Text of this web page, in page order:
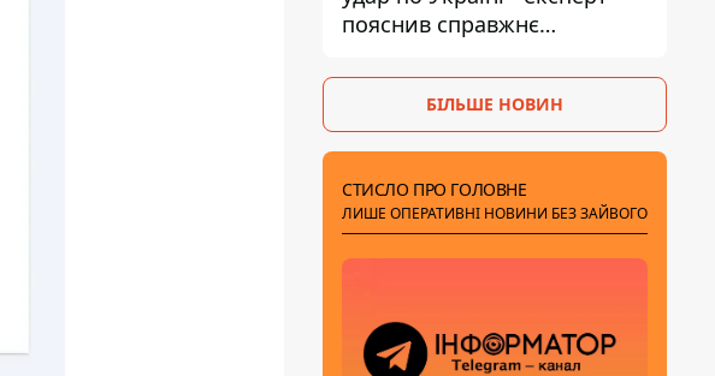
пояснив справжнє
гомельської бригади
БІЛЬШЕ НОВИН
СТИСЛО ПРО ГОЛОВНЕ
ЛИШЕ ОПЕРАТИВНІ НОВИНИ БЕЗ ЗАЙВОГО